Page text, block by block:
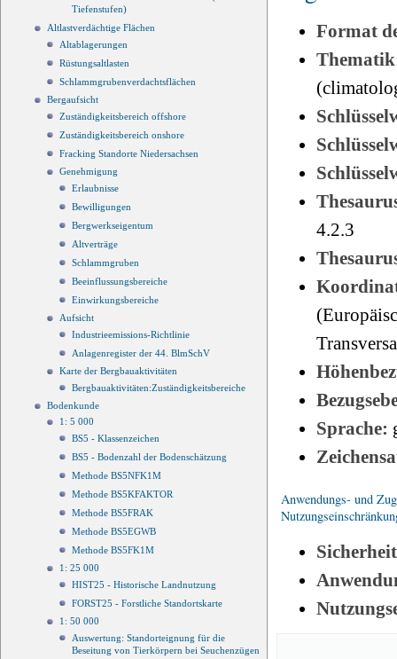
Tiefenstufen)
Altlastverdächtige Flächen
Altablagerungen
Rüstungsaltlasten
Schlammgrubenverdachtsflächen
Bergaufsicht
Zuständigkeitsbereich offshore
Zuständigkeitsbereich onshore
Fracking Standorte Niedersachsen
Genehmigung
Erlaubnisse
Bewilligungen
Bergwerkseigentum
Altverträge
Schlammgruben
Beeinflussungsbereiche
Einwirkungsbereiche
Aufsicht
Industrieemissions-Richtlinie
Anlagenregister der 44. BlmSchV
Karte der Bergbauaktivitäten
Bergbauaktivitäten:Zuständigkeitsbereiche
Bodenkunde
1: 5 000
BS5 - Klassenzeichen
BS5 - Bodenzahl der Bodenschätzung
Methode BS5NFK1M
Methode BS5KFAKTOR
Methode BS5FRAK
Methode BS5EGWB
Methode BS5FK1M
1: 25 000
HIST25 - Historische Landnutzung
FORST25 - Forstliche Standortskarte
1: 50 000
Auswertung: Standorteignung für die
Beseitung von Tierkörpern bei Seuchenzügen
Format
4.2.3
Sprache:
Anwendungs- und